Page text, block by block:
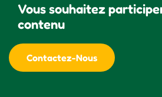
Vous souhaitez
contenu
Contactez-Nous